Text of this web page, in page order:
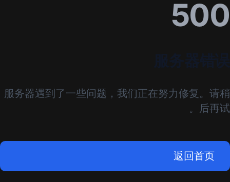
500
服务器遇到了一些问题，我们正在努力修复。请稍
后再试。
返回首页